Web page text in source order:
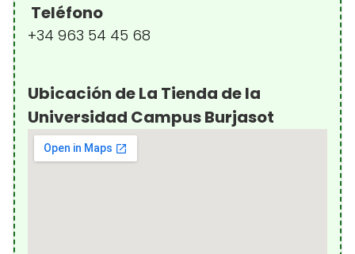
Teléfono
+34 963 54 45 68
Ubicación de La Tienda de la
Universidad Campus Burjasot